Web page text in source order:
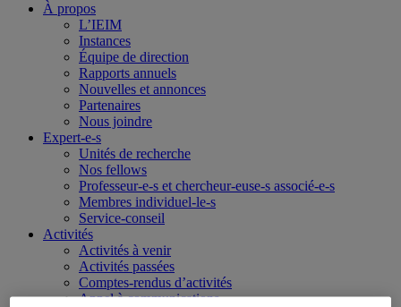
À propos
L’IEIM
Instances
Équipe de direction
Rapports annuels
Nouvelles et annonces
Partenaires
Nous joindre
Expert-e-s
Unités de recherche
Nos fellows
Professeur-e-s et chercheur-euse-s associé-e-s
Membres individuel-le-s
Service-conseil
Activités
Activités à venir
Activités passées
Comptes-rendus d’activités
Appel à communications